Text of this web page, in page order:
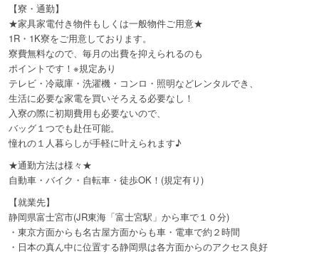
【寮・通勤】
★家具家電付き物件もしくは一般物件ご用意★
1R・1K寮をご用意しております。
寮費無料なので、毎月の出費を抑えられるのも
ポイントです！※規定あり
テレビ・冷蔵庫・洗濯機・コンロ・照明などレンタルでき、
生活に必要な家電を買いそろえる必要なし！
入寮の際に初期費用も必要ないので、
バッグ１つでも赴任可能。
憧れの１人暮らしが手軽に叶えられます♪
★通勤方法は様々★
自動車・バイク・自転車・徒歩OK！(規定有り)
【就業先】
静岡県富士宮市(JR東海「富士宮駅」から車で１０分)
・東京方面からも名古屋方面からも車・電車で約２時間
・日本の真ん中に位置する静岡県は各方面からのアクセス良好